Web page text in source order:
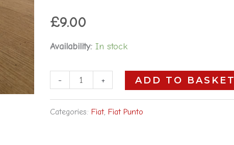
£9.00
Availability: In stock
-
Punto
+ ADD TO BASKET
Categories: Fiat, Fiat Punto